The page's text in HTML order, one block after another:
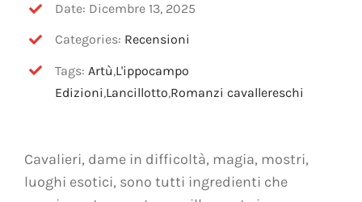
Date: Dicembre 13, 2025
Categories: Recensioni
Tags: Artù,L'ippocampo
Edizioni,Lancillotto,Romanzi cavallereschi
Cavalieri, dame in difficoltà, magia, mostri,
luoghi esotici, sono tutti ingredienti che